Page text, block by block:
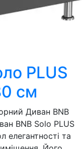
PLUS
см
Диван BNB
BNB Solo PLUS
елегантності та